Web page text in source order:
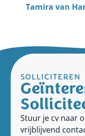
Tamira van
SOLLICITEREN
Stuur je cv naar
vrijblijvend